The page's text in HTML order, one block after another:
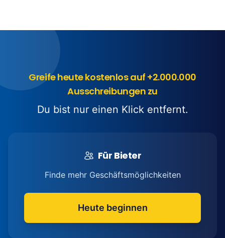
Greife heute kostenlos auf +2.000.000
Ausschreibungen zu
Du bist nur einen Klick entfernt.
Für Bieter
Finde mehr Geschäftsmöglichkeiten
Heute beginnen